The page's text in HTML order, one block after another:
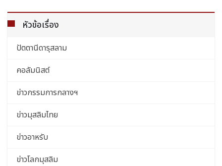
หัวข้อเรื่อง
ปัตตานีดารุสลาม
คอลัมนิสต์
ข่าวกรรมการกลางฯ
ข่าวมุสลิมไทย
ข่าวอาหรับ
ข่าวโลกมุสลิม